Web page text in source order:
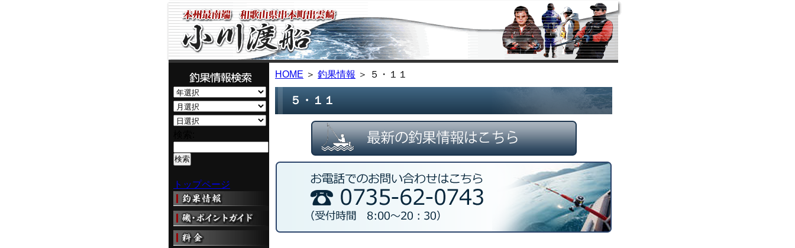
トップページ
HOME ＞ 釣果情報 ＞ ５・１１
５・１１